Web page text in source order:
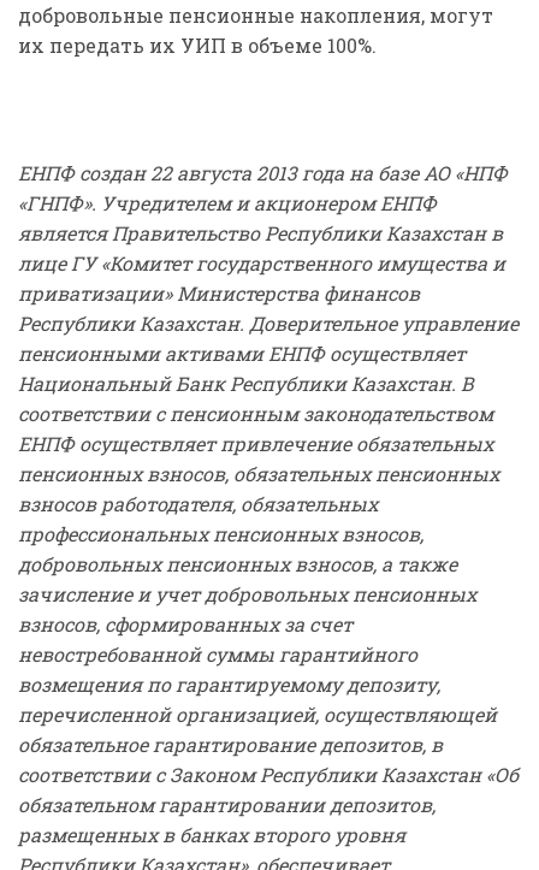
добровольные пенсионные накопления, могут
их передать их УИП в объеме 100%.
ЕНПФ создан 22 августа 2013 года на базе АО «НПФ
«ГНПФ». Учредителем и акционером ЕНПФ
является Правительство Республики Казахстан в
лице ГУ «Комитет государственного имущества и
приватизации» Министерства финансов
Республики Казахстан. Доверительное управление
пенсионными активами ЕНПФ осуществляет
Национальный Банк Республики Казахстан. В
соответствии с пенсионным законодательством
ЕНПФосуществляет привлечение обязательных
пенсионных взносов, обязательных пенсионных
взносов работодателя, обязательных
профессиональных пенсионных взносов,
добровольных пенсионных взносов, а также
зачисление и учет добровольных пенсионных
взносов, сформированных за счет
невостребованной суммы гарантийного
возмещения по гарантируемому депозиту,
перечисленной организацией, осуществляющей
обязательное гарантирование депозитов, в
соответствии с Законом Республики Казахстан «Об
обязательном гарантировании депозитов,
размещенных в банках второго уровня
Республики Казахстан», обеспечивает